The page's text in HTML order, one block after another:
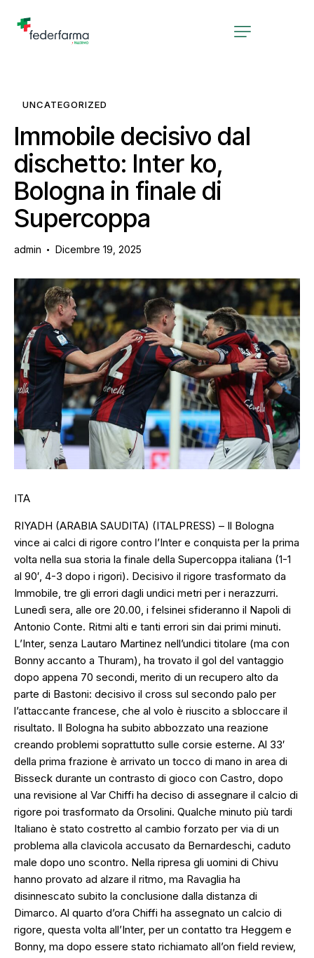
UNCATEGORIZED
Immobile decisivo dal
dischetto: Inter ko,
Bologna in finale di
Supercoppa
admin Dicembre 19, 2025
ITA
RIYADH (ARABIA SAUDITA) (ITALPRESS) – Il Bologna
vince ai calci di rigore contro l’Inter e conquista per la prima
volta nella sua storia la finale della Supercoppa italiana (1-1
al 90′, 4-3 dopo i rigori). Decisivo il rigore trasformato da
Immobile, tre gli errori dagli undici metri per i nerazzurri.
Lunedì sera, alle ore 20.00, i felsinei sfideranno il Napoli di
Antonio Conte. Ritmi alti e tanti errori sin dai primi minuti.
L’Inter, senza Lautaro Martinez nell’undici titolare (ma con
Bonny accanto a Thuram), ha trovato il gol del vantaggio
dopo appena 70 secondi, merito di un recupero alto da
parte di Bastoni: decisivo il cross sul secondo palo per
l’attaccante francese, che al volo è riuscito a sbloccare il
risultato. Il Bologna ha subito abbozzato una reazione
creando problemi soprattutto sulle corsie esterne. Al 33′
della prima frazione è arrivato un tocco di mano in area di
Bisseck durante un contrasto di gioco con Castro, dopo
una revisione al Var Chiffi ha deciso di assegnare il calcio di
rigore poi trasformato da Orsolini. Qualche minuto più tardi
Italiano è stato costretto al cambio forzato per via di un
problema alla clavicola accusato da Bernardeschi, caduto
male dopo uno scontro. Nella ripresa gli uomini di Chivu
hanno provato ad alzare il ritmo, ma Ravaglia ha
disinnescato subito la conclusione dalla distanza di
Dimarco. Al quarto d’ora Chiffi ha assegnato un calcio di
rigore, questa volta all’Inter, per un contatto tra Heggem e
Bonny, ma dopo essere stato richiamato all’on field review,